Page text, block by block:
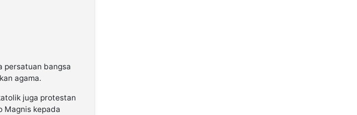
persatuan bangsa
agama.
juga protestan
Magnis kepada